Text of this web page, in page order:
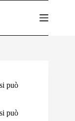
può
può